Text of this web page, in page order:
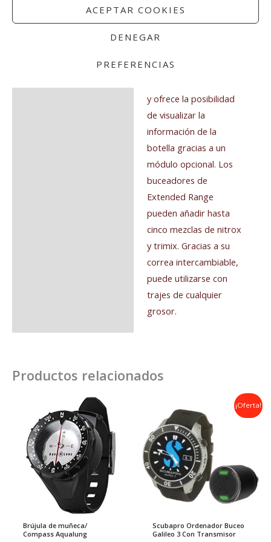
ACEPTAR COOKIES
DENEGAR
PREFERENCIAS
recreativo y de
Extended Range. La
e intuitiva para los
y ofrece la posibilidad
de visualizar la
información de la
botella gracias a un
módulo opcional. Los
buceadores de
Extended Range
pueden añadir hasta
cinco mezclas de nitrox
y trimix. Gracias a su
correa intercambiable,
puede utilizarse con
trajes de cualquier
grosor.
Productos relacionados
Brújula de muñeca/
Compass Aqualung
¡Oferta!
Scubapro Ordenador Buceo
Galileo 3 Con Transmisor
precio
original
era:
1.590,00€.
El
precio
actual